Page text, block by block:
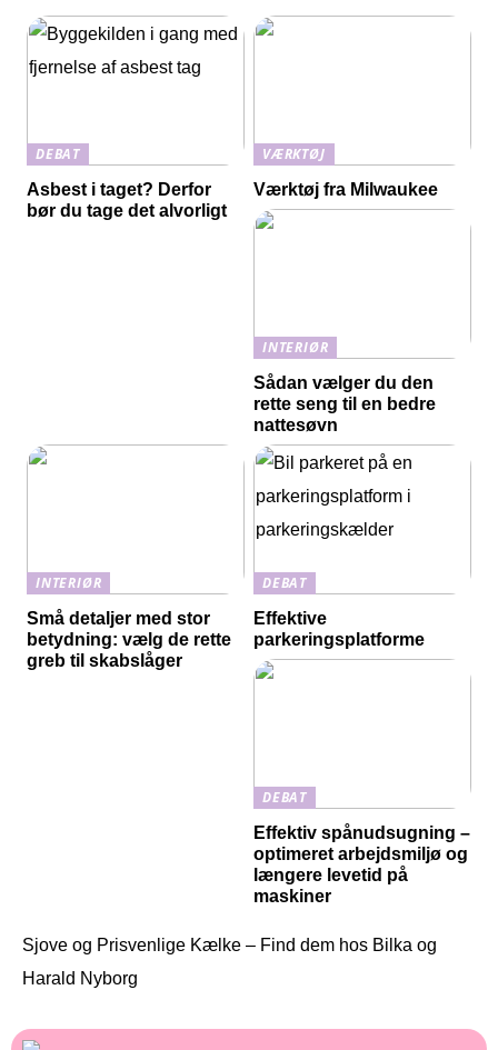
DEBAT
Asbest i taget? Derfor
bør du tage det alvorligt
VÆRKTØJ
Værktøj fra Milwaukee
INTERIØR
Sådan vælger du den
rette seng til en bedre
nattesøvn
INTERIØR
Små detaljer med stor
betydning: vælg de rette
greb til skabslåger
DEBAT
Effektive
parkeringsplatforme
DEBAT
Effektiv spånudsugning –
optimeret arbejdsmiljø og
længere levetid på
maskiner
Sjove og Prisvenlige Kælke – Find dem hos Bilka og
Harald Nyborg